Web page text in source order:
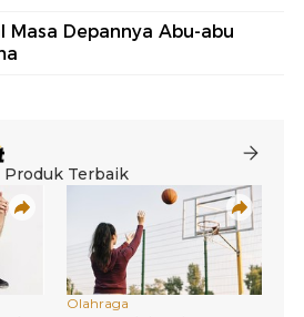
Masa Depannya Abu-abu